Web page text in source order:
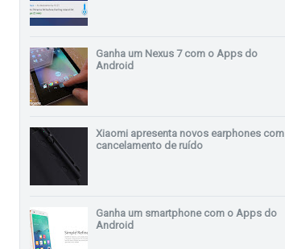
Ganha um Nexus 7 com o Apps do
Android
Xiaomi apresenta novos earphones com
cancelamento de ruído
Ganha um smartphone com o Apps do
Android